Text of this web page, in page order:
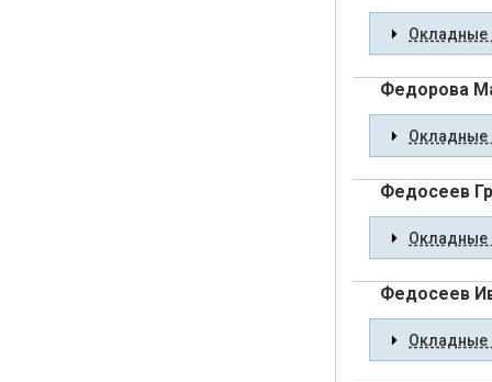
Окладные
Федорова
Окладные
Федосеев
Окладные
Федосеев
Окладные